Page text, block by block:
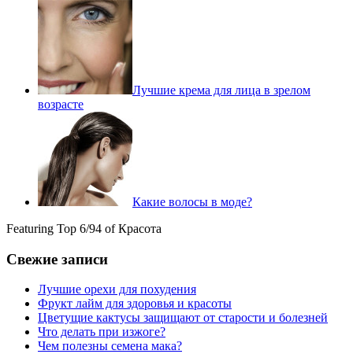
Лучшие крема для лица в зрелом
возрасте
Какие волосы в моде?
Featuring Top 6/94 of Красота
Свежие записи
Лучшие орехи для похудения
Фрукт лайм для здоровья и красоты
Цветущие кактусы защищают от старости и болезней
Что делать при изжоге?
Чем полезны семена мака?